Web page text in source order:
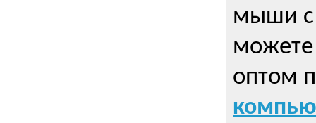
мыши с
можете
оптом